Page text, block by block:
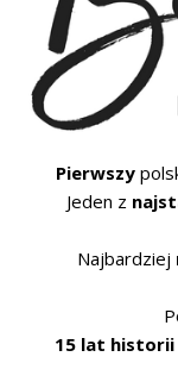
Pierwszy
Jeden z
Najbardziej
15 lat historii